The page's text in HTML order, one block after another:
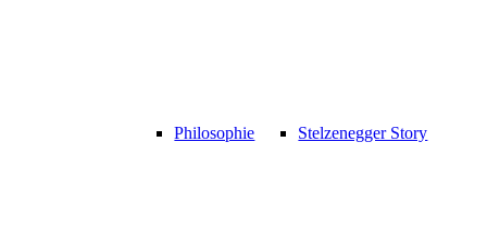
Philosophie Stelzenegger Story